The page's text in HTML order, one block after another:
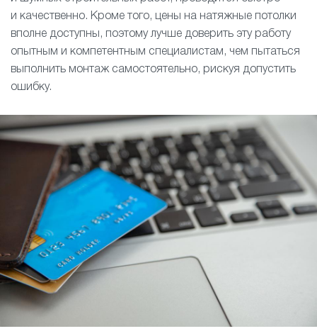
и качественно. Кроме того, цены на натяжные потолки
вполне доступны, поэтому лучше доверить эту работу
опытным и компетентным специалистам, чем пытаться
выполнить монтаж самостоятельно, рискуя допустить
ошибку.